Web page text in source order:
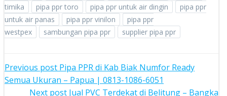
timika
pipa ppr toro pipa ppr untuk air dingin
pipa ppr
untuk air panas
pipa ppr vinilon
pipa ppr
westpex
sambungan pipa ppr supplier pipa ppr
POST
Previous post Pipa PPR di Kab Biak Numfor Ready
Semua Ukuran – Papua | 0813-1086-6051
Next post Jual PVC Terdekat di Belitung – Bangka